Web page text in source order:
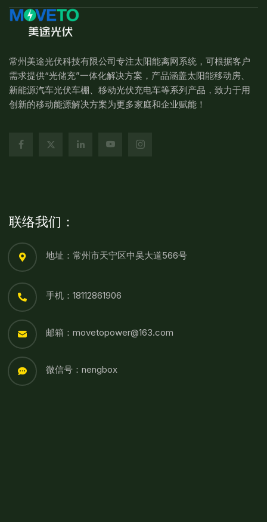
常州美途光伏科技有限公司专注太阳能离网系统，可根据客户
需求提供“光储充”一体化解决方案，产品涵盖太阳能移动房、
新能源汽车光伏车棚、移动光伏充电车等系列产品，致力于用
创新的移动能源解决方案为更多家庭和企业赋能！
联络我们：
地址：常州市天宁区中吴大道566号
手机：18112861906
邮箱：movetopower@163.com
微信号：nengbox